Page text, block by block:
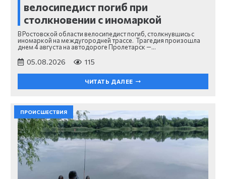
велосипедист погиб при
столкновении с иномаркой
В Ростовской области велосипедист погиб, столкнувшись с
иномаркой на междугородней трассе. Трагедия произошла
днем 4 августа на автодороге Пролетарск —…
05.08.2026 115
ЧИТАТЬ ДАЛЕЕ
ПРОИСШЕСТВИЯ